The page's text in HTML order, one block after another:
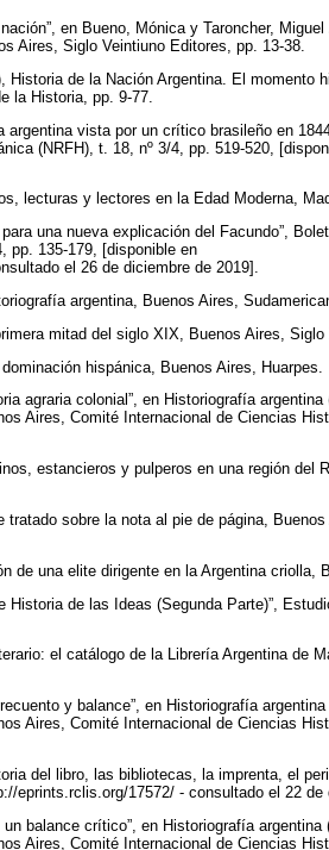
en Bueno, Mónica y Taroncher,
Aires, Siglo Veintiuno Editores, pp. 13-38.
Historia de la Nación Argentina. El momento
la Historia, pp. 9-77.
argentina vista por un crítico brasileño en
(NRFH), t. 18, nº 3/4, pp. 519-520,
lecturas y lectores en la Edad Moderna,
una nueva explicación del Facundo”,
pp. 135-179, [disponible en
el 26 de diciembre de 2019].
argentina, Buenos Aires,
mitad del siglo XIX, Buenos Aires, Siglo
hispánica, Buenos Aires, Huarpes.
agraria colonial”, en Historiografía argentina
Aires, Comité Internacional de Ciencias
estancieros y pulperos en una región del
sobre la nota al pie de página,
de una elite dirigente en la Argentina criolla,
Historia de las Ideas (Segunda Parte)”,
el catálogo de la Librería Argentina de
y balance”, en Historiografía
Aires, Comité Internacional de Ciencias
del libro, las bibliotecas, la imprenta, el
eprints.rclis.org/17572/ - consultado el 22 de
balance crítico”, en Historiografía argentina
Aires, Comité Internacional de Ciencias